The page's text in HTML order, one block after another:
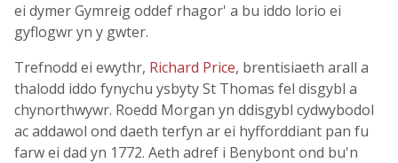
ei dymer Gymreig oddef rhagor' a bu iddo lorio ei
gyflogwr yn y gwter.
Trefnodd ei ewythr, Richard Price, brentisiaeth arall a
thalodd iddo fynychu ysbyty St Thomas fel disgybl a
chynorthwywr. Roedd Morgan yn ddisgybl cydwybodol
ac addawol ond daeth terfyn ar ei hyfforddiant pan fu
farw ei dad yn 1772. Aeth adref i Benybont ond bu'n